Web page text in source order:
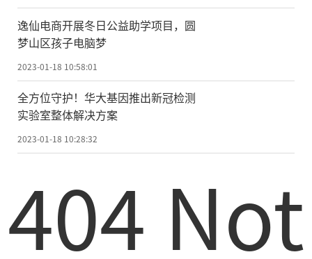
逸仙电商开展冬日公益助学项目，圆
梦山区孩子电脑梦
2023-01-18 10:58:01
全方位守护！华大基因推出新冠检测
实验室整体解决方案
2023-01-18 10:28:32
404 Not